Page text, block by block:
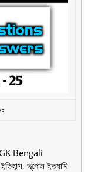
GK Bengali
ভূগোল ইত্যাদি